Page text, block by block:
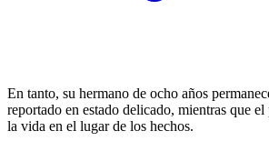
En tanto, su hermano de ocho años
reportado en estado delicado, mientras que
la vida en el lugar de los hechos.